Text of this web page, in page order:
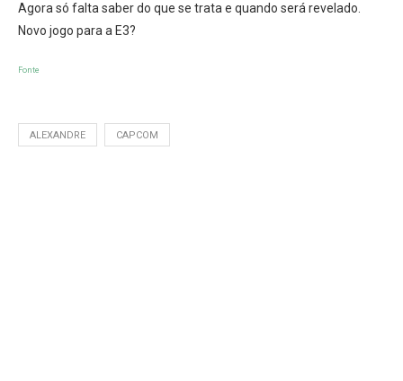
Agora só falta saber do que se trata e quando será revelado.
Novo jogo para a E3?
Fonte
ALEXANDRE CAPCOM